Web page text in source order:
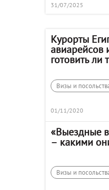
31/07/2025
Курорты
авиарейсов
готовить ли
Визы и
01/11/2020
«Выездные
– какими
Визы и